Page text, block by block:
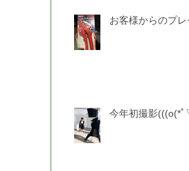
お客様からのプレ
今年初撮影(((o(*ﾟ